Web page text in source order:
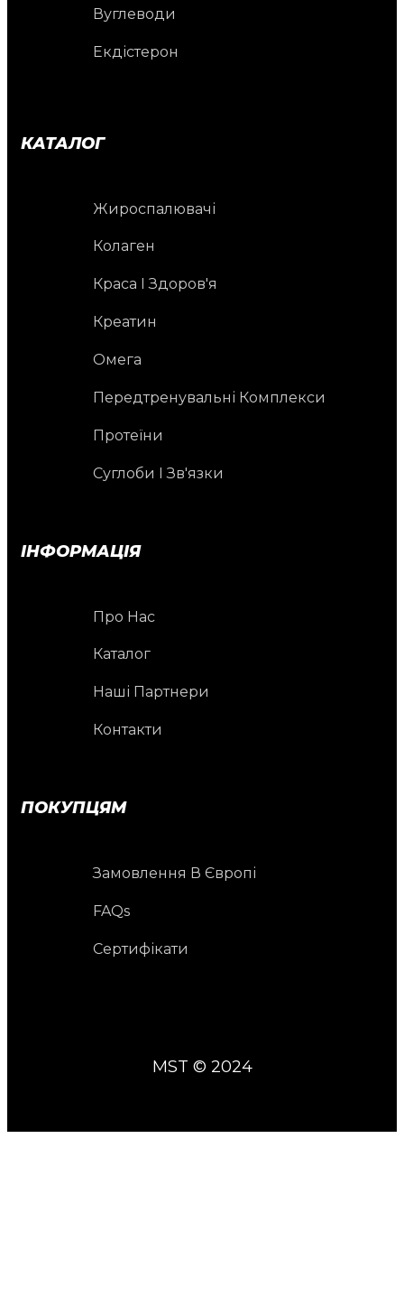
Вуглеводи
Екдістерон
КАТАЛОГ
Жироспалювачі
Колаген
Краса І Здоров'я
Креатин
Омега
Передтренувальні Комплекси
Протеїни
Суглоби І Зв'язки
ІНФОРМАЦІЯ
Про Нас
Каталог
Наші Партнери
Контакти
ПОКУПЦЯМ
Замовлення В Європі
FAQs
Сертифікати
MST © 2024